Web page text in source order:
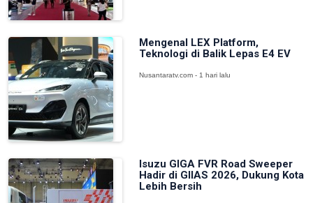
Mengenal LEX Platform,
Teknologi di Balik Lepas E4 EV
Nusantaratv.com - 1 hari lalu
Isuzu GIGA FVR Road Sweeper
Hadir di GIIAS 2026, Dukung Kota
Lebih Bersih